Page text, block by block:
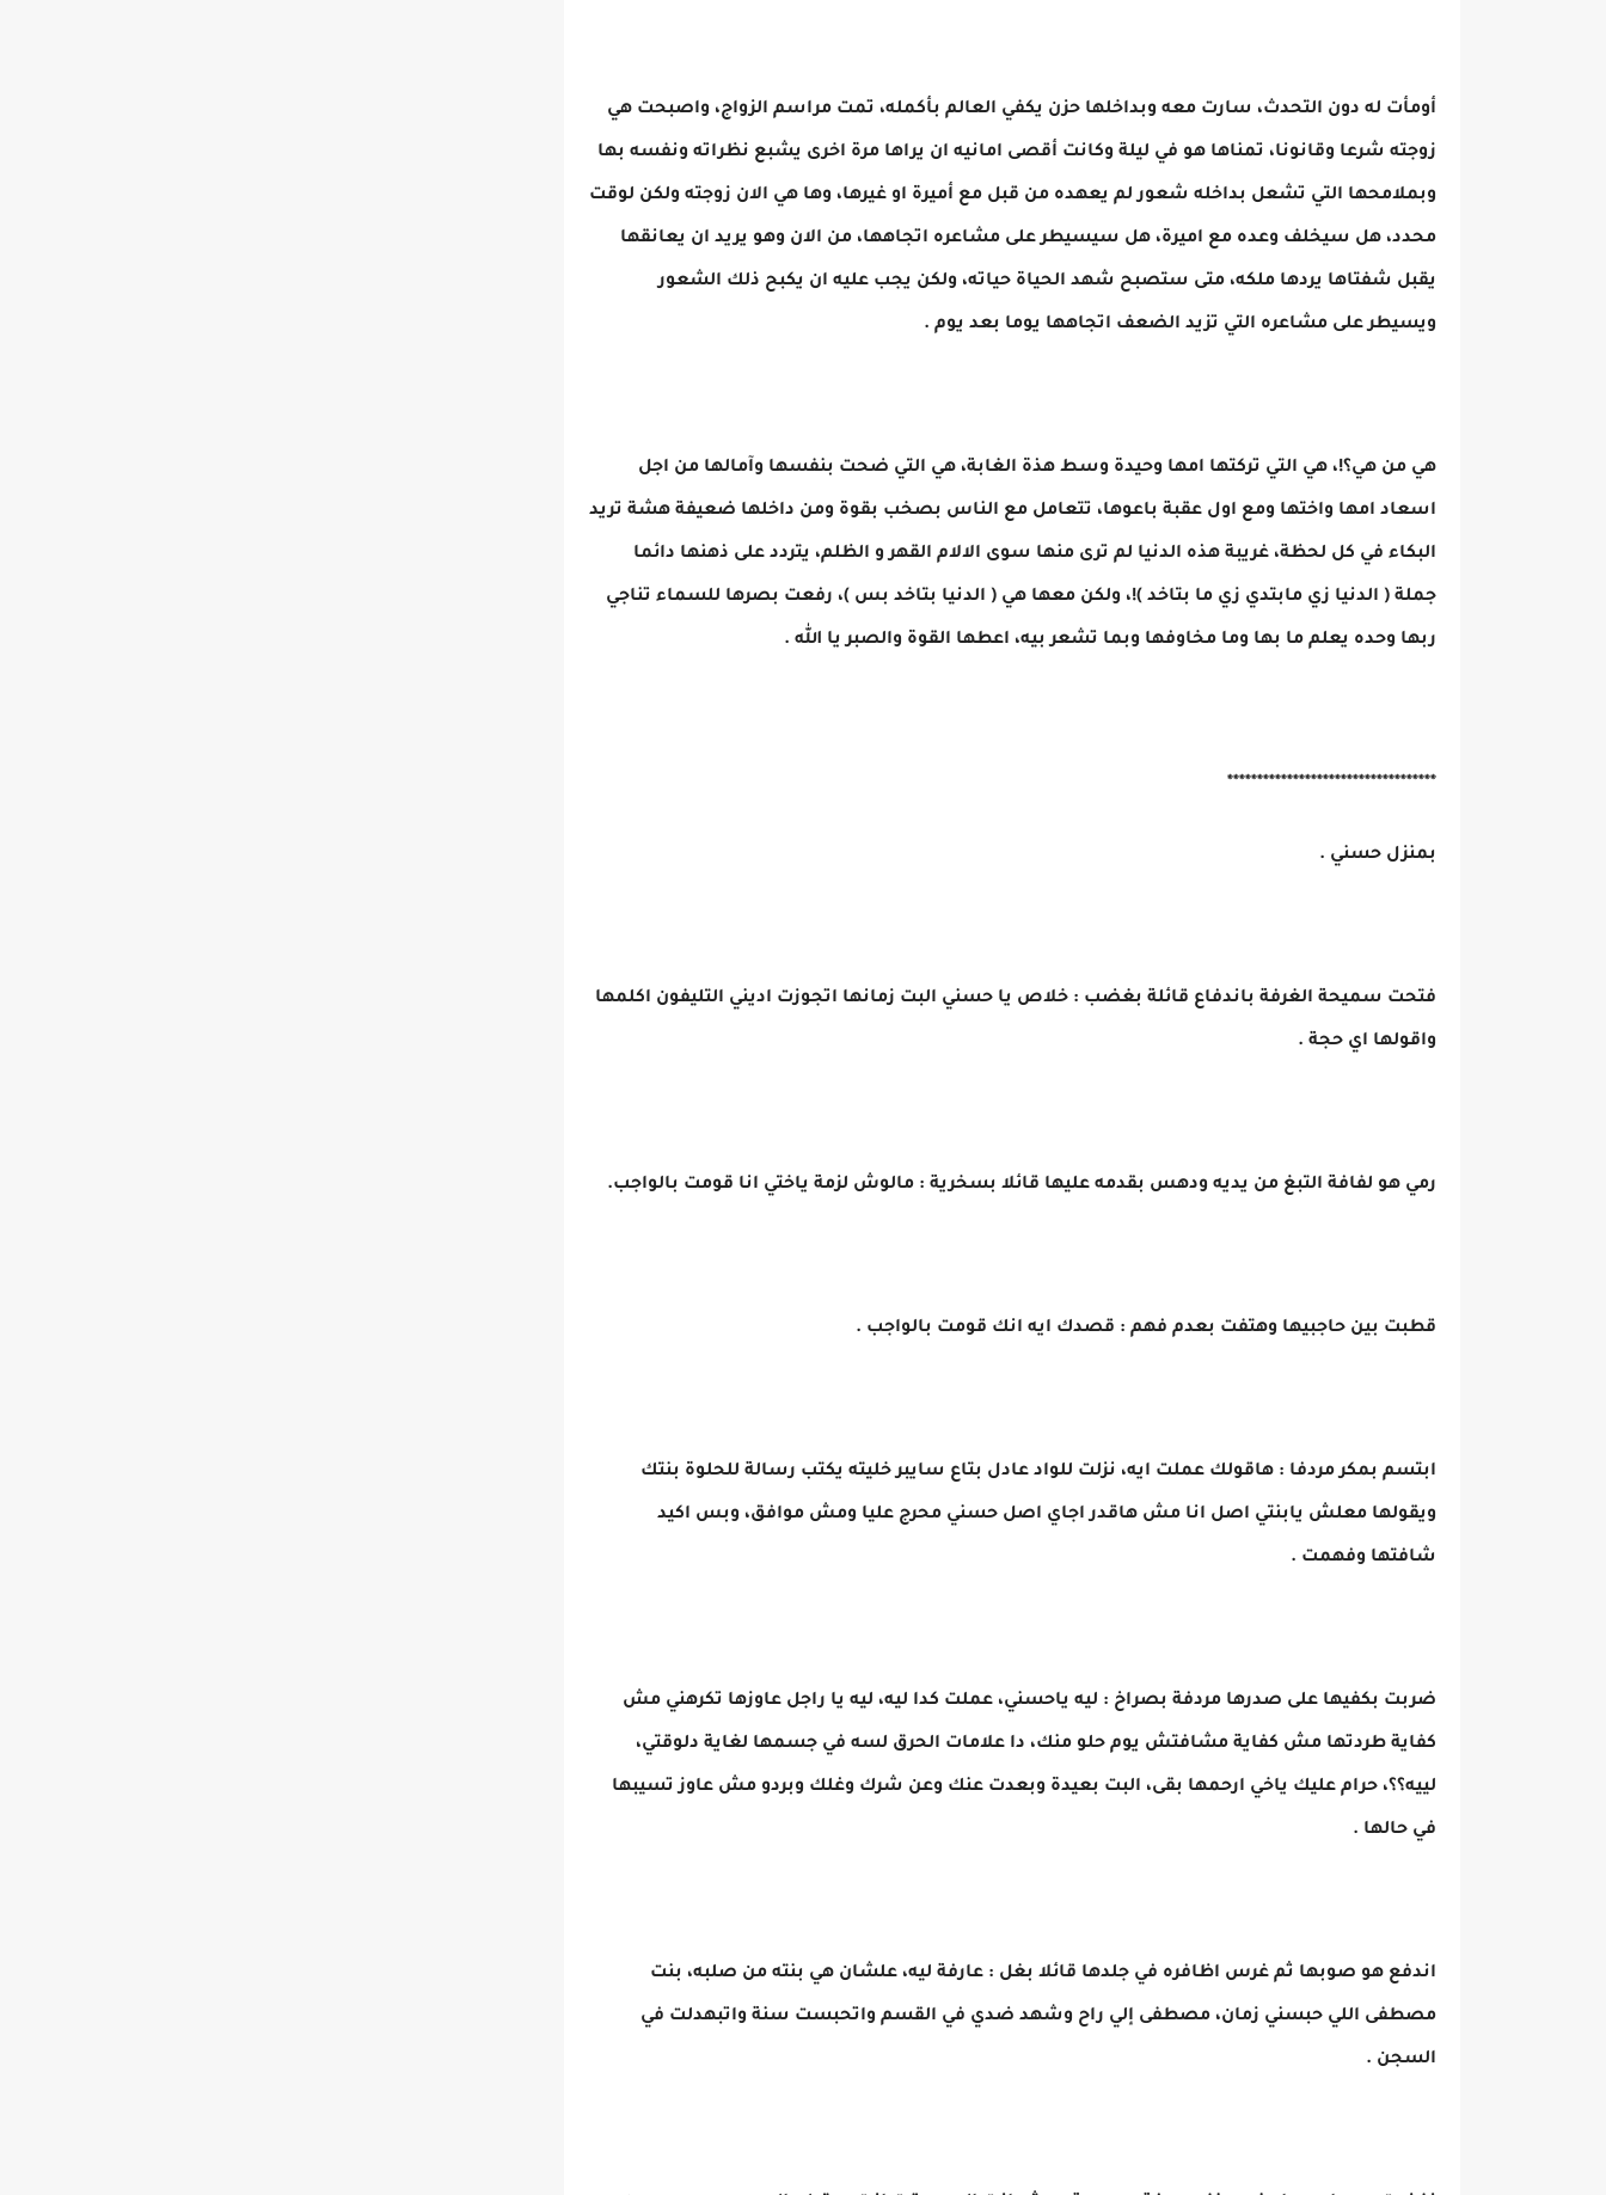
أومأت له دون التحدث، سارت معه وبداخلها حزن يكفي العالم بأكمله، تمت مراسم الزواج، واصبحت هي
زوجته شرعا وقانونا، تمناها هو في ليلة وكانت أقصى امانيه ان يراها مرة اخرى يشبع نظراته ونفسه بها
وبملامحها التي تشعل بداخله شعور لم يعهده من قبل مع أميرة او غيرها، وها هي الان زوجته ولكن لوقت
محدد، هل سيخلف وعده مع اميرة، هل سيسيطر على مشاعره اتجاهها، من الان وهو يريد ان يعانقها
يقبل شفتاها يردها ملكه، متى ستصبح شهد الحياة حياته، ولكن يجب عليه ان يكبح ذلك الشعور
ويسيطر على مشاعره التي تزيد الضعف اتجاهها يوما بعد يوم .
هي من هي؟!، هي التي تركتها امها وحيدة وسط هذة الغابة، هي التي ضحت بنفسها وآمالها من اجل
اسعاد امها واختها ومع اول عقبة باعوها، تتعامل مع الناس بصخب بقوة ومن داخلها ضعيفة هشة تريد
البكاء في كل لحظة، غريبة هذه الدنيا لم ترى منها سوى الالام القهر و الظلم، يتردد على ذهنها دائما
جملة ( الدنيا زي مابتدي زي ما بتاخد )!، ولكن معها هي ( الدنيا بتاخد بس )، رفعت بصرها للسماء تناجي
ربها وحده يعلم ما بها وما مخاوفها وبما تشعر بيه، اعطها القوة والصبر يا الله .
***********************************
بمنزل حسني .
فتحت سميحة الغرفة باندفاع قائلة بغضب : خلاص يا حسني البت زمانها اتجوزت اديني التليفون اكلمها
واقولها اي حجة .
رمي هو لفافة التبغ من يديه ودهس بقدمه عليها قائلا بسخرية : مالوش لزمة ياختي انا قومت بالواجب.
قطبت بين حاجبيها وهتفت بعدم فهم : قصدك ايه انك قومت بالواجب .
ابتسم بمكر مردفا : هاقولك عملت ايه، نزلت للواد عادل بتاع سايبر خليته يكتب رسالة للحلوة بنتك
ويقولها معلش يابنتي اصل انا مش هاقدر اجاي اصل حسني محرج عليا ومش موافق، وبس اكيد
شافتها وفهمت .
ضربت بكفيها على صدرها مردفة بصراخ : ليه ياحسني، عملت كدا ليه، ليه يا راجل عاوزها تكرهني مش
كفاية طردتها مش كفاية مشافتش يوم حلو منك، دا علامات الحرق لسه في جسمها لغاية دلوقتي،
لييه؟؟، حرام عليك ياخي ارحمها بقى، البت بعيدة وبعدت عنك وعن شرك وغلك وبردو مش عاوز تسيبها
في حالها .
اندفع هو صوبها ثم غرس اظافره في جلدها قائلا بغل : عارفة ليه، علشان هي بنته من صلبه، بنت
مصطفى اللي حبسني زمان، مصطفى إلي راح وشهد ضدي في القسم واتحبست سنة واتبهدلت في
السجن .